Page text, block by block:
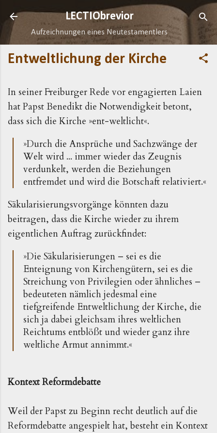
Direkt zum Hauptbereich
LECTIObrevior
Aufzeichnungen eines Neutestamentlers
Entweltlichung der Kirche
In seiner Freiburger Rede vor engagierten Laien
hat Papst Benedikt die Notwendigkeit betont,
dass sich die Kirche »ent-weltlicht«.
»Durch die Ansprüche und Sachzwänge der
Welt wird ... immer wieder das Zeugnis
verdunkelt, werden die Beziehungen
entfremdet und wird die Botschaft relativiert.«
Säkularisierungsvorgänge könnten dazu
beitragen, dass die Kirche wieder zu ihrem
eigentlichen Auftrag zurückfindet:
»Die Säkularisierungen – sei es die
Enteignung von Kirchengütern, sei es die
Streichung von Privilegien oder ähnliches –
bedeuteten nämlich jedesmal eine
tiefgreifende Entweltlichung der Kirche, die
sich ja dabei gleichsam ihres weltlichen
Reichtums entblößt und wieder ganz ihre
weltliche Armut annimmt.«
Kontext Reformdebatte
Weil der Papst zu Beginn recht deutlich auf die
Reformdebatte angespielt hat, besteht ein Kontext